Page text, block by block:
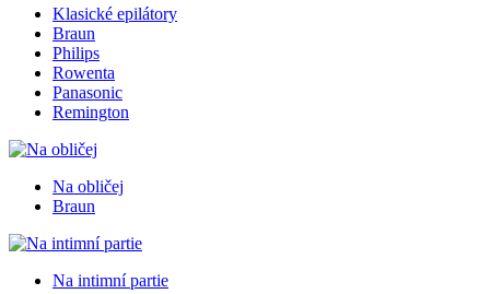
Klasické epilátory
Braun
Philips
Rowenta
Panasonic
Remington
Na obličej
Braun
Na intimní partie